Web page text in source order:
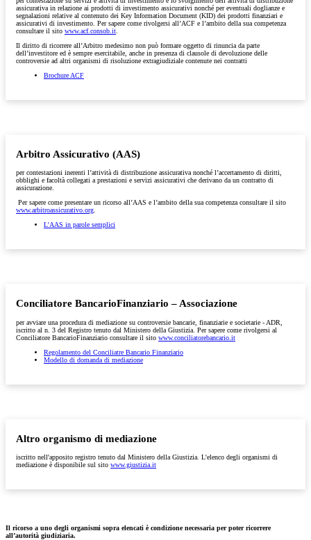
assicurativa in relazione ai prodotti di investimento assicurativi nonché per eventuali doglianze e
segnalazioni relative al contenuto dei Key Information Document (KID) dei prodotti finanziari e
assicurativi di investimento. Per sapere come rivolgersi all’ACF e l’ambito della sua competenza
consultare il sito www.acf.consob.it
Il diritto di ricorrere all’Arbitro medesimo non può formare oggetto di rinuncia da parte
dell’investitore ed è sempre esercitabile, anche in presenza di clausole di devoluzione delle
controversie ad altri organismi di risoluzione extragiudiziale contenute nei contratti
Brochure ACF
Arbitro Assicurativo (AAS)
per contestazioni inerenti l’attività di distribuzione assicurativa nonché l’accertamento di diritti,
obblighi e facoltà collegati a prestazioni e servizi assicurativi che derivano da un contratto di
assicurazione.
Per sapere come presentare un ricorso all’AAS e l’ambito della sua competenza consultare il sito
www.arbitroassicurativo.org
L'AAS in parole semplici
Conciliatore BancarioFinanziario – Associazione
per avviare una procedura di mediazione su controversie bancarie, finanziarie e societarie - ADR,
iscritto al n. 3 del Registro tenuto dal Ministero della Giustizia. Per sapere come rivolgersi al
Conciliatore BancarioFinanziario consultare il sito www.conciliatorebancario.it
Regolamento del Conciliatre Bancario Finanziario
Modello di domanda di mediazione
Altro organismo di mediazione
iscritto nell'apposito registro tenuto dal Ministero della Giustizia. L'elenco degli organismi di
mediazione è disponibile sul sito www.giustizia.it
Il ricorso a uno degli organismi sopra elencati è condizione necessaria per poter ricorrere
all’autorità giudiziaria.